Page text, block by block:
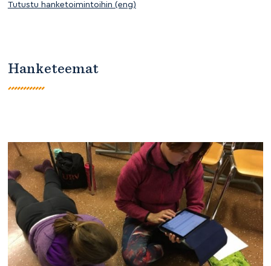
Tutustu hanketoimintoihin (eng)
Hanketeemat